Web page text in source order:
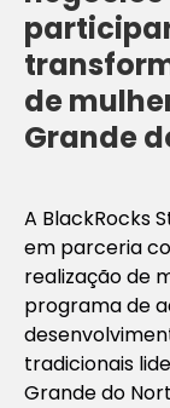
de
Grande
A BlackRocks
em parceria
realização de
programa de
tradicionais
Grande do